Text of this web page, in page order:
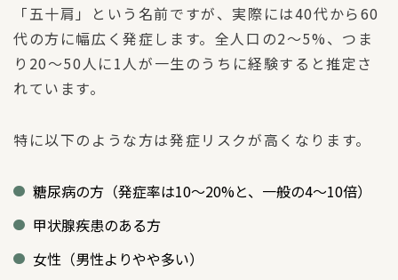
「五十肩」という名前ですが、実際には40代から60
代の方に幅広く発症します。全人口の2〜5%、つま
り20〜50人に1人が一生のうちに経験すると推定さ
れています。
特に以下のような方は発症リスクが高くなります。
糖尿病の方（発症率は10〜20%と、一般の4〜10倍）
甲状腺疾患のある方
女性（男性よりやや多い）